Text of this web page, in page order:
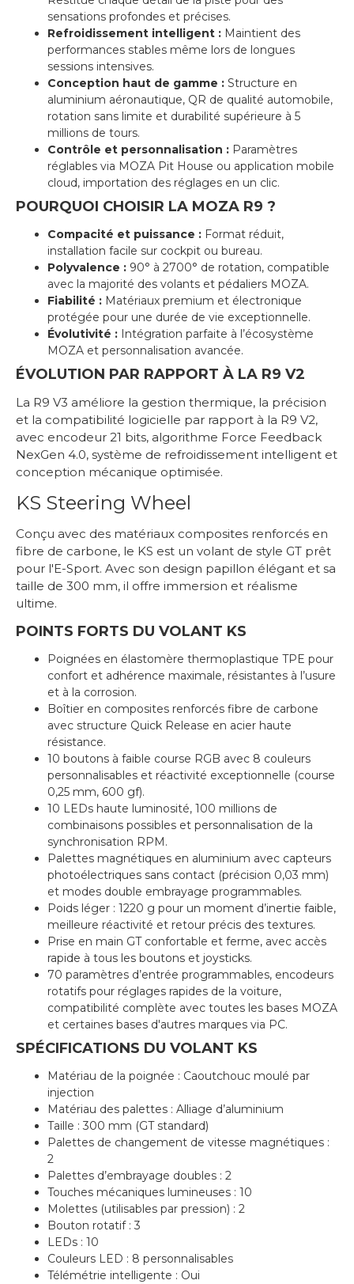
sensations profondes et précises.
Refroidissement intelligent : Maintient des
performances stables même lors de longues
sessions intensives.
Conception haut de gamme : Structure en
aluminium aéronautique, QR de qualité automobile,
rotation sans limite et durabilité supérieure à 5
millions de tours.
Contrôle et personnalisation : Paramètres
réglables via MOZA Pit House ou application mobile
cloud, importation des réglages en un clic.
POURQUOI CHOISIR LA MOZA R9 ?
Compacité et puissance : Format réduit,
installation facile sur cockpit ou bureau.
Polyvalence : 90° à 2700° de rotation, compatible
avec la majorité des volants et pédaliers MOZA.
Fiabilité : Matériaux premium et électronique
protégée pour une durée de vie exceptionnelle.
Évolutivité : Intégration parfaite à l’écosystème
MOZA et personnalisation avancée.
ÉVOLUTION PAR RAPPORT À LA R9 V2
La R9 V3 améliore la gestion thermique, la précision
et la compatibilité logicielle par rapport à la R9 V2,
avec encodeur 21 bits, algorithme Force Feedback
NexGen 4.0, système de refroidissement intelligent et
conception mécanique optimisée.
KS Steering Wheel
Conçu avec des matériaux composites renforcés en
fibre de carbone, le KS est un volant de style GT prêt
pour l'E-Sport. Avec son design papillon élégant et sa
taille de 300 mm, il offre immersion et réalisme
ultime.
POINTS FORTS DU VOLANT KS
Poignées en élastomère thermoplastique TPE pour
confort et adhérence maximale, résistantes à l’usure
et à la corrosion.
Boîtier en composites renforcés fibre de carbone
avec structure Quick Release en acier haute
résistance.
10 boutons à faible course RGB avec 8 couleurs
personnalisables et réactivité exceptionnelle (course
0,25 mm, 600 gf).
10 LEDs haute luminosité, 100 millions de
combinaisons possibles et personnalisation de la
synchronisation RPM.
Palettes magnétiques en aluminium avec capteurs
photoélectriques sans contact (précision 0,03 mm)
et modes double embrayage programmables.
Poids léger : 1220 g pour un moment d’inertie faible,
meilleure réactivité et retour précis des textures.
Prise en main GT confortable et ferme, avec accès
rapide à tous les boutons et joysticks.
70 paramètres d’entrée programmables, encodeurs
rotatifs pour réglages rapides de la voiture,
compatibilité complète avec toutes les bases MOZA
et certaines bases d'autres marques via PC.
SPÉCIFICATIONS DU VOLANT KS
Matériau de la poignée : Caoutchouc moulé par
injection
Matériau des palettes : Alliage d’aluminium
Taille : 300 mm (GT standard)
Palettes de changement de vitesse magnétiques :
2
Palettes d’embrayage doubles : 2
Touches mécaniques lumineuses : 10
Molettes (utilisables par pression) : 2
Bouton rotatif : 3
LEDs : 10
Couleurs LED : 8 personnalisables
Télémétrie intelligente : Oui